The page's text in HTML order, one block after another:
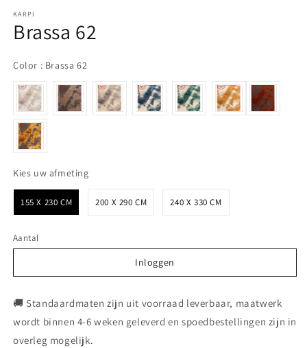
KARPI
Brassa 62
Color : Brassa 62
Kies uw afmetingKies uw afmeting
155 X 230 CM 200 X 290 CM 240 X 330 CM
Aantal
Inloggen
Inloggen
🚚 Standaardmaten zijn uit voorraad leverbaar, maatwerk
wordt binnen 4-6 weken geleverd en spoedbestellingen zijn in
overleg mogelijk.